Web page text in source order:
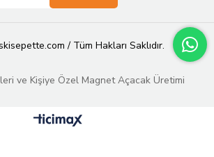
/ Tüm Hakları Saklıdır.
ve Kişiye Özel Magnet Açacak Üretimi